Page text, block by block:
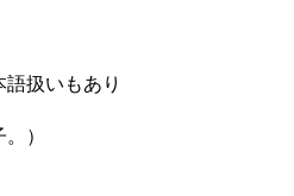
語扱いもあり
）